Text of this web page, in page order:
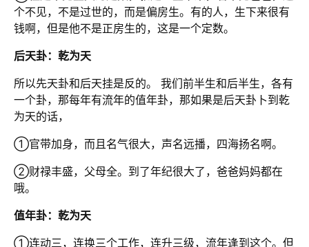
个不见，不是过世的，而是偏房生。有的人，生下来很有
钱啊，但是他不是正房生的，这是一个定数。
后天卦：乾为天
所以先天卦和后天挂是反的。 我们前半生和后半生，各有
一个卦，那每年有流年的值年卦，那如果是后天卦卜到乾
为天的话，
①官带加身，而且名气很大，声名远播，四海扬名啊。
②财禄丰盛，父母全。到了年纪很大了，爸爸妈妈都在
哦。
值年卦：乾为天
①连动三，连换三个工作，连升三级，流年逢到这个。但